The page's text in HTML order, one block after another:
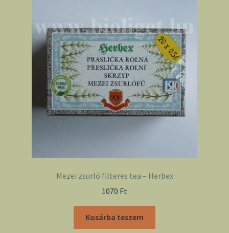
Mezei zsurló filteres tea – Herbex
1070 Ft
Kosárba teszem